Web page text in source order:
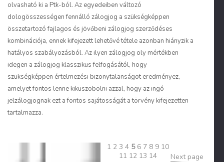
olvasható ki a Ptk-ból. Az egyedeiben változó
dologösszességen fennálló zálogjog a szükségképpen
összetartozó fajlagos és jövőbeni zálogjog szerződéses
kombinációja, ennek kifejezett lehetővé tétele azonban hiányzik a
hatályos szabályozásból. Az ilyen zálogjog oly mértékben
idegen a zálogjog klasszikus felfogásától, hogy
szükségképpen értelmezési bizonytalanságot eredményez,
amelyet fontos lenne kiküszöbölni azzal, hogy az ingó
jelzálogjognak ezt a fontos sajátosságát a törvény kifejezetten
tartalmazza.
1 2 3 4 5 6 7 8 9 10
11 12 13 14 Next page